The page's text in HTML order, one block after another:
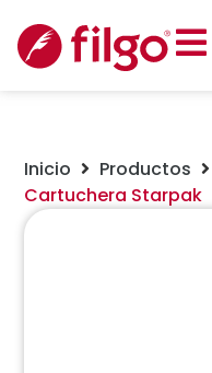
Inicio Productos
Cartuchera Starpak